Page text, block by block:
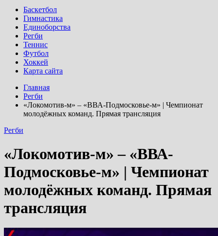
Баскетбол
Гимнастика
Единоборства
Регби
Теннис
Футбол
Хоккей
Карта сайта
Главная
Регби
«Локомотив-м» – «ВВА-Подмосковье-м» | Чемпионат
молодёжных команд. Прямая трансляция
Регби
«Локомотив-м» – «ВВА-
Подмосковье-м» | Чемпионат
молодёжных команд. Прямая
трансляция